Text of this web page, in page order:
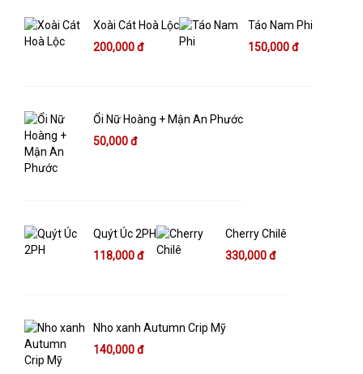
Xoài Cát Hoà Lộc
200,000 đ
Táo Nam Phi
150,000 đ
Ổi Nữ Hoàng + Mận An Phước
50,000 đ
Quýt Úc 2PH
118,000 đ
Cherry Chilê
330,000 đ
Nho xanh Autumn Crip Mỹ
140,000 đ